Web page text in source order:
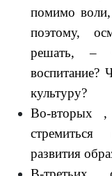
помимо
поэтому,
решать, –
воспитание?
культуру?
Во-вторых
стремиться
развития